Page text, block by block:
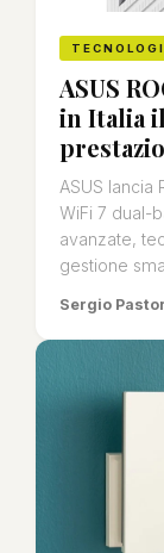
ASUS
in Italia
ASUS lancia
WiFi 7 dual-
avanzate,
gestione
Sergio